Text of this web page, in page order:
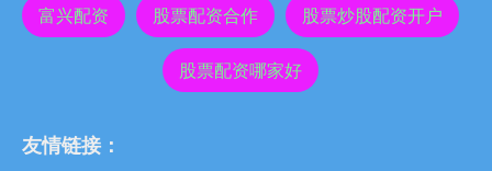
富兴配资 股票配资合作 股票炒股配资开户
股票配资哪家好
友情链接：